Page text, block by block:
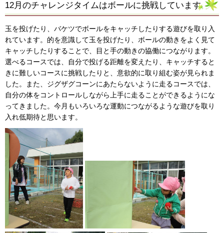
12月のチャレンジタイムはボールに挑戦しています
玉を投げたり、バケツでボールをキャッチしたりする遊びを取り入
れています。的を意識して玉を投げたり、ボールの動きをよく見て
キャッチしたりすることで、目と手の動きの協働につながります。
選べるコースでは、自分で投げる距離を変えたり、キャッチすると
きに難しいコースに挑戦したりと、意欲的に取り組む姿が見られま
した。また、ジグザグコーンにあたらないように走るコースでは、
自分の体をコントロールしながら上手に走ることができるようにな
ってきました。今月もいろいろな運動につながるような遊びを取り
入れ低期待と思います。